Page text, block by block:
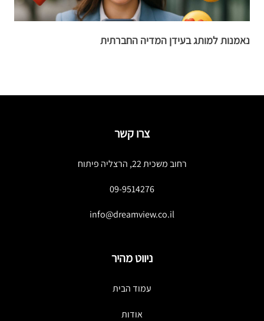
נאמנות למותג בעידן המדיה החברתית
צרו קשר
רחוב משכית 22, הרצליה פיתוח
09-9514276
info@dreamview.co.il
ניווט מהיר
עמוד הבית
אודות